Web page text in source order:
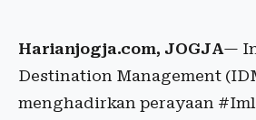
Harianjogja.com, JOGJA—
Destination Management
menghadirkan perayaan